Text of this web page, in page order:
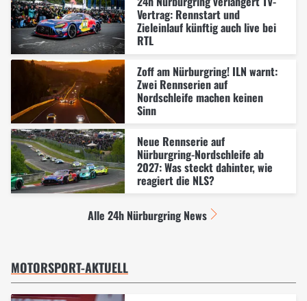
Vertrag: Rennstart und
Zieleinlauf künftig auch live bei
RTL
Zoff am Nürburgring! ILN warnt:
Zwei Rennserien auf
Nordschleife machen keinen
Sinn
Neue Rennserie auf
Nürburgring-Nordschleife ab
2027: Was steckt dahinter, wie
reagiert die NLS?
Alle 24h Nürburgring News
MOTORSPORT-AKTUELL